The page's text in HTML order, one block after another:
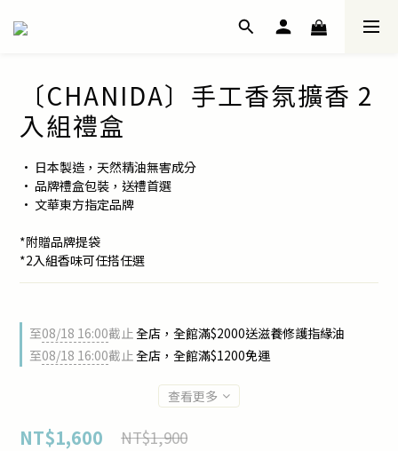
〔CHANIDA〕手工香氛擴香 2
入組禮盒
• 日本製造，天然精油無害成分
• 品牌禮盒包裝，送禮首選
• 文華東方指定品牌
*附贈品牌提袋
*2入組香味可任搭任選
至08/18 16:00截止全店，全館滿$2000送滋養修護指緣油
至08/18 16:00截止全店，全館滿$1200免運
查看更多
NT$1,600 NT$1,900